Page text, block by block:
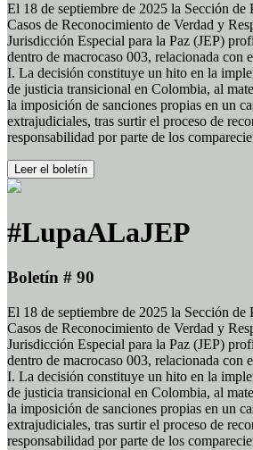
El 18 de septiembre de 2025 la Sección de
Casos de Reconocimiento de Verdad y
Jurisdicción Especial para la Paz (JEP)
dentro de macrocaso 003, relacionada con
I. La decisión constituye un hito en la
de justicia transicional en Colombia, al
la imposición de sanciones propias en un
extrajudiciales, tras surtir el proceso de
responsabilidad por parte de los
Leer el boletín
#LupaALaJEP
Boletín # 90
El 18 de septiembre de 2025 la Sección de
Casos de Reconocimiento de Verdad y
Jurisdicción Especial para la Paz (JEP)
dentro de macrocaso 003, relacionada con
I. La decisión constituye un hito en la
de justicia transicional en Colombia, al
la imposición de sanciones propias en un
extrajudiciales, tras surtir el proceso de
responsabilidad por parte de los